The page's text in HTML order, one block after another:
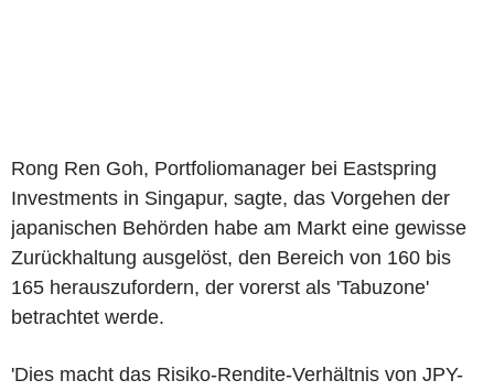
Rong Ren Goh, Portfoliomanager bei Eastspring
Investments in Singapur, sagte, das Vorgehen der
japanischen Behörden habe am Markt eine gewisse
Zurückhaltung ausgelöst, den Bereich von 160 bis
165 herauszufordern, der vorerst als 'Tabuzone'
betrachtet werde.
'Dies macht das Risiko-Rendite-Verhältnis von JPY-